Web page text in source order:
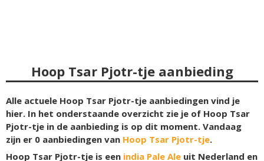
Hoop Tsar Pjotr-tje aanbieding
Alle actuele Hoop Tsar Pjotr-tje aanbiedingen vind je
hier. In het onderstaande overzicht zie je of Hoop Tsar
Pjotr-tje in de aanbieding is op dit moment. Vandaag
zijn er 0 aanbiedingen van Hoop Tsar Pjotr-tje.
Hoop Tsar Pjotr-tje is een india Pale Ale uit Nederland en